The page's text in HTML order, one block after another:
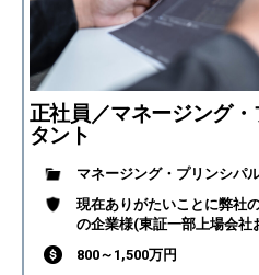
正社員／マネージング
タント
マネージング・プリンシパ
現在ありがたいことに弊社
の企業様(東証一部上場会社
800～1,500万円